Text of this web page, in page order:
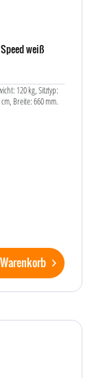
weiß
120 kg, Sitztyp:
Breite: 660 mm.